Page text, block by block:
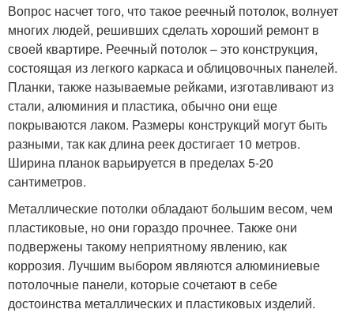
Вопрос насчет того, что такое реечный потолок, волнует
многих людей, решивших сделать хороший ремонт в
своей квартире. Реечный потолок – это конструкция,
состоящая из легкого каркаса и облицовочных панелей.
Планки, также называемые рейками, изготавливают из
стали, алюминия и пластика, обычно они еще
покрываются лаком. Размеры конструкций могут быть
разными, так как длина реек достигает 10 метров.
Ширина планок варьируется в пределах 5-20
сантиметров.
Металлические потолки обладают большим весом, чем
пластиковые, но они гораздо прочнее. Также они
подвержены такому неприятному явлению, как
коррозия. Лучшим выбором являются алюминиевые
потолочные панели, которые сочетают в себе
достоинства металлических и пластиковых изделий.